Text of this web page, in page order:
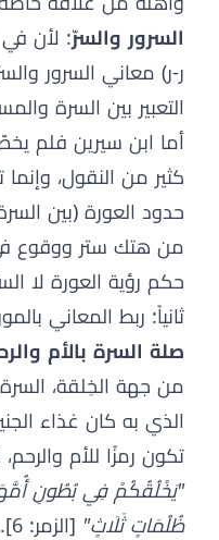
السرور والسرّ: لأن
ر-ر) معاني السرور
التعبير بين السرة
أما ابن سيرين فلم
كثير من النقول،
حدود العورة (بين
من هتك ستر ووقوع
حكم رؤية العورة لا
ثانياً: ربط المعاني
صلة السرة بالأم
من جهة الخِلقة،
الذي به كان غذاء
تكون رمزًا للأم
"يَخْلُقُكُمْ فِي بُطُونِ
ظُلُمَاتٍ ثَلَاثٍ" [الزمر: 6].